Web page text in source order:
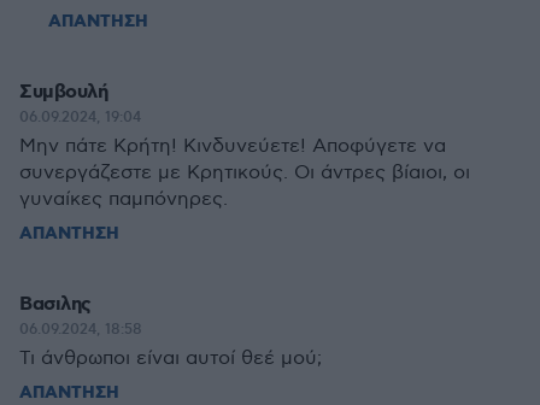
ΑΠΑΝΤΗΣΗ
Συμβουλή
06.09.2024, 19:04
Μην πάτε Κρήτη! Κινδυνεύετε! Αποφύγετε να
συνεργάζεστε με Κρητικούς. Οι άντρες βίαιοι, οι
γυναίκες παμπόνηρες.
ΑΠΑΝΤΗΣΗ
Βασιλης
06.09.2024, 18:58
Τι άνθρωποι είναι αυτοί θεέ μού;
ΑΠΑΝΤΗΣΗ